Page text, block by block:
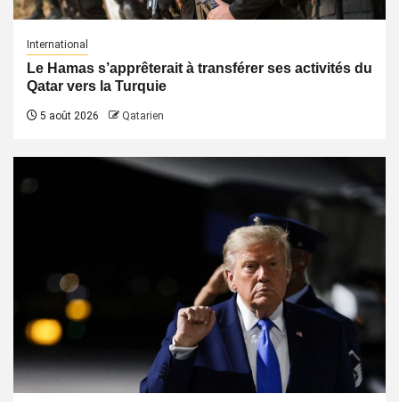
International
Le Hamas s’apprêterait à transférer ses activités du
Qatar vers la Turquie
5 août 2026 Qatarien